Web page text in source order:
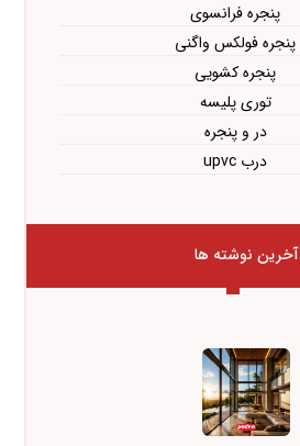
پنجره فرانسوی
پنجره فولکس واگنی
پنجره کشویی
توری پلیسه
در و پنجره
درب upvc
آخرین نوشته ها